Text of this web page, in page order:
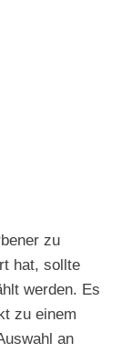
zu
hat, sollte
werden. Es
zu einem
an